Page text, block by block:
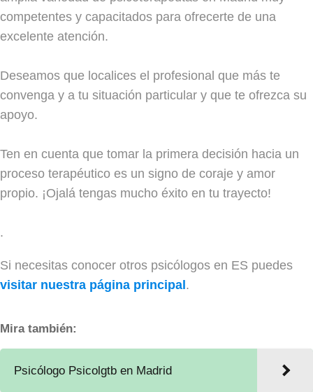
competentes y capacitados para ofrecerte de una
excelente atención.
Deseamos que localices el profesional que más te
convenga y a tu situación particular y que te ofrezca su
apoyo.
Ten en cuenta que tomar la primera decisión hacia un
proceso terapéutico es un signo de coraje y amor
propio. ¡Ojalá tengas mucho éxito en tu trayecto!
.
Si necesitas conocer otros psicólogos en ES puedes
visitar nuestra página principal.
Mira también:
Psicólogo Psicolgtb en Madrid